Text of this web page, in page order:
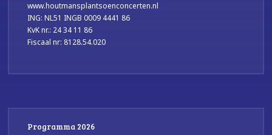
www.houtmansplantsoenconcerten.nl
ING: NL51 INGB 0009 4441 86
KvK nr.: 24 34 11 86
Fiscaal nr: 8128.54.020
Programma 2026